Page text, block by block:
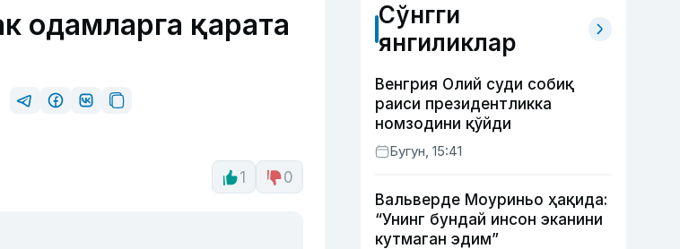
одамларга қарата
1 0
Сўнгги
янгиликлар
Венгрия Олий суди собиқ
раиси президентликка
номзодини қўйди
Бугун, 15:41
Вальверде Моуриньо ҳақида:
“Унинг бундай инсон эканини
кутмаган эдим”